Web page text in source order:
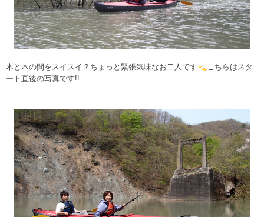
木と木の間をスイスイ？ちょっと緊張気味なお二人です
こちらはスタ
ート直後の写真です!!